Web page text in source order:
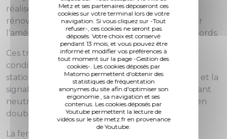
Metz et ses partenaires déposeront ces
cookies sur votre terminal lors de votre
navigation. Si vous cliquez sur -Tout
refuser-, ces cookies ne seront pas
déposés. Votre choix est conservé
pendant 13 mois, et vous pouvez être
informé et modifier vos préférences à
tout moment sur la page -Gestion des
cookies-. Les cookies déposés par
Matomo permettent d'obtenir des
statistiques de fréquentation
anonymes du site afin d'optimiser son
ergonomie , sa navigation et ses
contenus. Les cookies déposés par
Youtube permettent la lecture de
vidéos sur le site metz.fr en provenance
de Youtube.
réaliser une nouvelle étanchéité sur le pont, à
rénover la chaussée et à moderniser et sécuriser
l’aménagement cyclable sur l’ouvrage et ses abords.
Ces travaux entraînent des perturbations des
conditions habituelles de circulation et de
stationnement, selon l'avancement du chantier et la
signalisation mise en place. En effet, une voie étant
neutralisée, la circulation s'effectue sur 2 voies en
double sens sur le pont.
La fermeture à la circulation des véhicules sera